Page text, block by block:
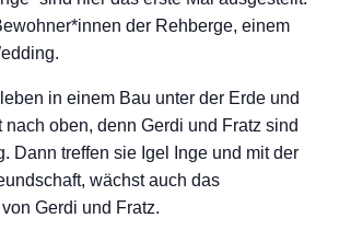
der Rehberge, einem
in einem Bau unter der Erde und
nach oben, denn Gerdi und Fratz sind
Dann treffen sie Igel Inge und mit der
wächst auch das
Gerdi und Fratz.